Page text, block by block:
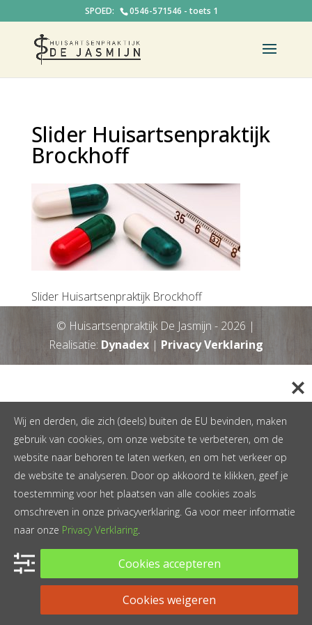
0546-571546 - toets 1
Slider Huisartsenpraktijk
Brockhoff
Slider Huisartsenpraktijk Brockhoff
© Huisartsenpraktijk De Jasmijn - 2026 |
Realisatie: Dynadex| Privacy Verklaring
Wij en derden, die zich (deels) buiten de EU bevinden, maken
gebruik van cookies, om onze website te verbeteren, om de
website naar behoren te laten werken, en om het verkeer op
de website te analyseren. Door op akkoord te klikken, geef je
toestemming voor het plaatsen van alle cookies zoals
omschreven in onze privacyverklaring. Ga voor meer informatie
naar onze Privacy Verklaring.
Cookies accepteren
Cookies weigeren